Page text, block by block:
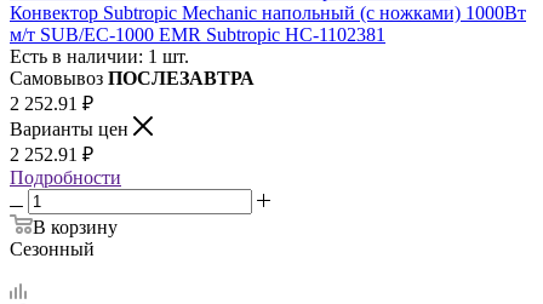
Конвектор Subtropic Mechanic напольный (с ножками) 1000Вт
м/т SUB/EC-1000 EMR Subtropic НС-1102381
Есть в наличии: 1 шт.
Самовывоз ПОСЛЕЗАВТРА
2 252.91 ₽
Варианты цен
2 252.91 ₽
Подробности
В корзину
Сезонный